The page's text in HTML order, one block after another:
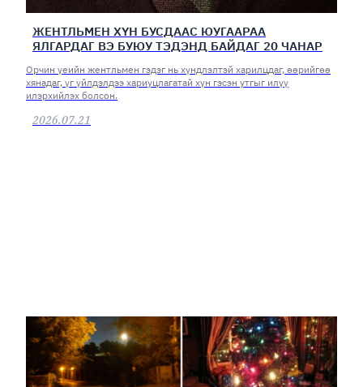
ЖЕНТЛЬМЕН ХҮН БУСДААС ЮУГААРАА
ЯЛГАРДАГ ВЭ БУЮУ ТЭДЭНД БАЙДАГ 20 ЧАНАР
Орчин үеийн жентльмен гэдэг нь хүндлэлтэй харилцдаг, өөрийгөө
хянадаг, үг үйлдэлдээ хариуцлагатай хүн гэсэн утгыг илүү
илэрхийлэх болсон.
2026.07.21